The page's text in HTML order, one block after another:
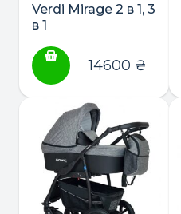
Verdi Mirage 2 в 1, 3
в 1
14600 ₴